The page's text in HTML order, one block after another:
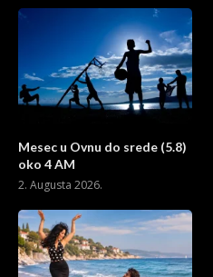
Mesec u Ovnu do srede (5.8)
oko 4 AM
2. Augusta 2026.